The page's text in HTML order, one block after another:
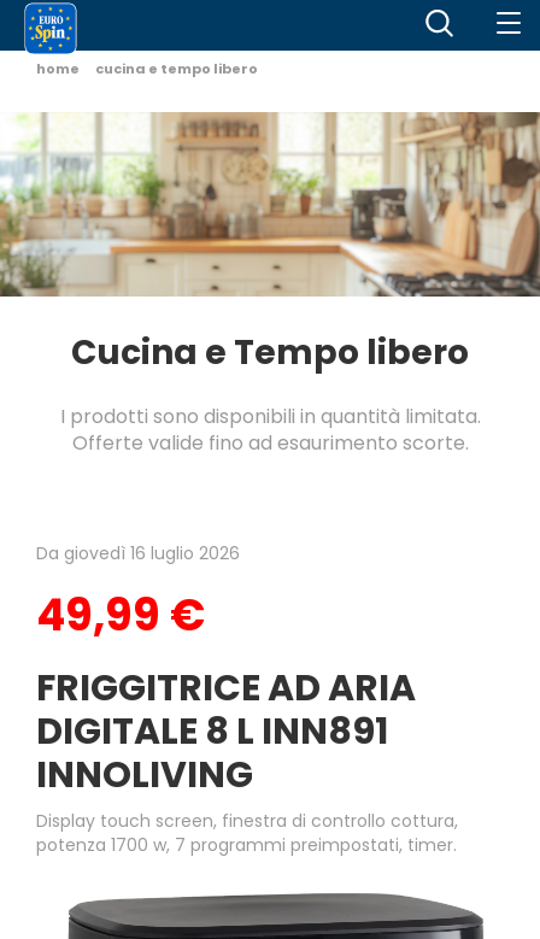
home cucina e tempo libero
Cucina e Tempo libero
I prodotti sono disponibili in quantità limitata.
Offerte valide fino ad esaurimento scorte.
Da giovedì 16 luglio 2026
49,99 €
FRIGGITRICE AD ARIA
DIGITALE 8 L INN891
INNOLIVING
Display touch screen, finestra di controllo cottura,
potenza 1700 w, 7 programmi preimpostati, timer.